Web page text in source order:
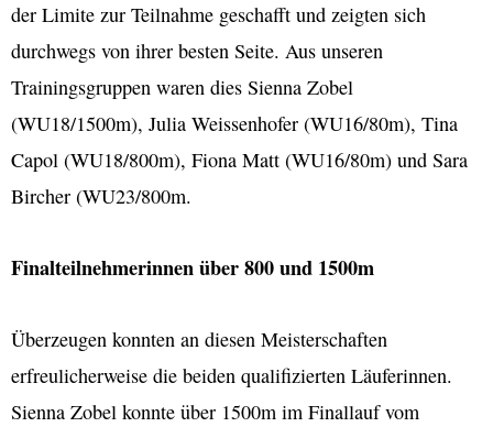
der Limite zur Teilnahme geschafft und zeigten sich
durchwegs von ihrer besten Seite. Aus unseren
Trainingsgruppen waren dies Sienna Zobel
(WU18/1500m), Julia Weissenhofer (WU16/80m), Tina
Capol (WU18/800m), Fiona Matt (WU16/80m) und Sara
Bircher (WU23/800m.
Finalteilnehmerinnen über 800 und 1500m
Überzeugen konnten an diesen Meisterschaften
erfreulicherweise die beiden qualifizierten Läuferinnen.
Sienna Zobel konnte über 1500m im Finallauf vom